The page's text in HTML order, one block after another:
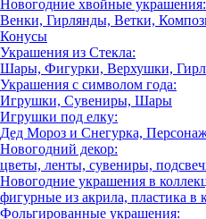
Новогодние хвойные украшения:
Венки, Гирлянды, Ветки,
Конусы
Украшения из Стекла:
Шары, Фигурки, Верхушки,
Украшения с символом года:
Игрушки, Сувениры, Шары
Игрушки под елку:
Дед Мороз и Снегурка,
Новогодний декор:
цветы, ленты, сувениры,
Новогодние украшения в
фигурные из акрила, пластика в
Фольгированные украшения: